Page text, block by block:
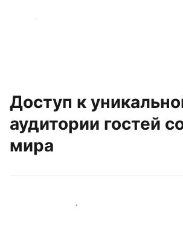
Начать
Доступ к
аудитории гостей
мира
Привлечь новых гостей